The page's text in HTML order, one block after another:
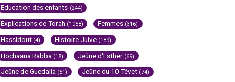
Education des enfants (244)
Explications de Torah (1058) Femmes (316)
Hassidout (4) Histoire Juive (189)
Hochaana Rabba (18) Jeûne d'Esther (69)
Jeûne de Guedalia (51) Jeûne du 10 Tévet (74)